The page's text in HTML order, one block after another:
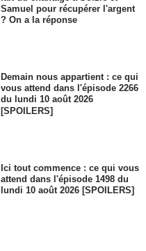
Samuel pour récupérer l'argent
? On a la réponse
Demain nous appartient : ce qui
vous attend dans l'épisode 2266
du lundi 10 août 2026
[SPOILERS]
Ici tout commence : ce qui vous
attend dans l'épisode 1498 du
lundi 10 août 2026 [SPOILERS]